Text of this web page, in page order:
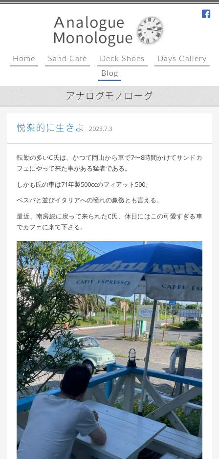
Home Sand Café Deck Shoes
Days Gallery
Blog
アナログモノローグ
悦楽的に生きよ 2023.7.3
転勤の多いC氏は、かつて岡山から車で7〜8時間かけてサンドカ
フェにやって来た事がある猛者である。
しかも氏の車は71年製500ccのフィアット500。
ベスパと並びイタリアへの憧れの象徴とも言える。
最近、南房総に戻って来られたC氏、休日にはこの可愛すぎる車
でカフェに来て下さる。